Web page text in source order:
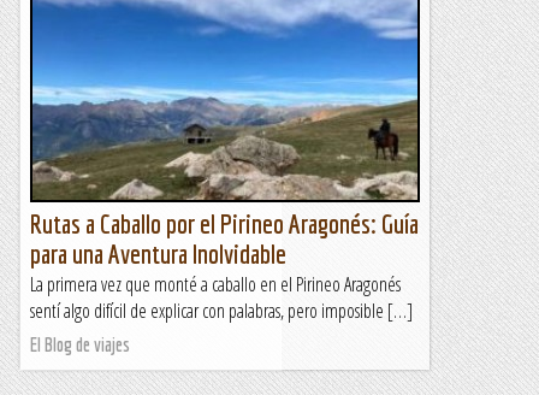
Rutas a Caballo por el Pirineo Aragonés: Guía
para una Aventura Inolvidable
La primera vez que monté a caballo en el Pirineo Aragonés
sentí algo difícil de explicar con palabras, pero imposible […]
El Blog de viajes